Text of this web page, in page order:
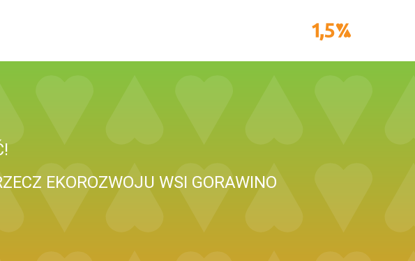
EKOROZWOJU WSI GORAWINO